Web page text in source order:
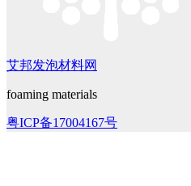
艾邦发泡材料网
foaming materials
粤ICP备17004167号